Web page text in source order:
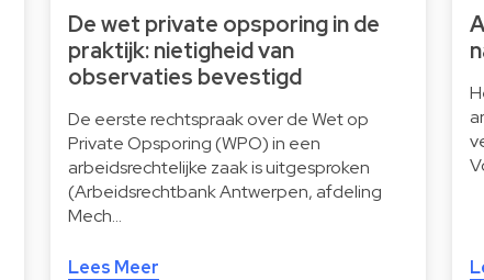
De wet private opsporing in de
praktijk: nietigheid van
observaties bevestigd
De eerste rechtspraak over de Wet op
Private Opsporing (WPO) in een
arbeidsrechtelijke zaak is uitgesproken
(Arbeidsrechtbank Antwerpen, afdeling
Mech…
Lees Meer